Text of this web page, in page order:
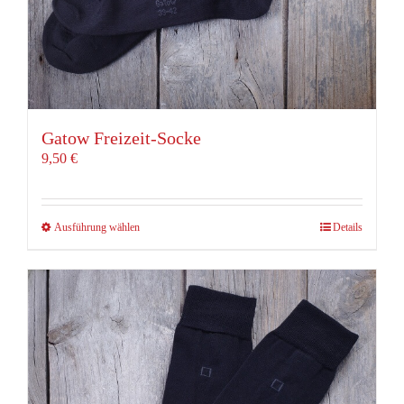
Gatow Freizeit-Socke
9,50 €
Ausführung wählenDieses
weist
mehrere
Varianten
auf.
Die
Optionen
können
Details